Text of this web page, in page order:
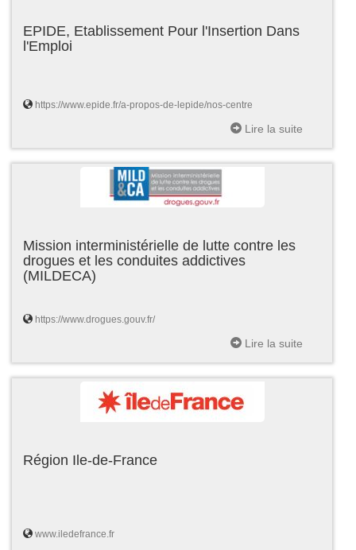
EPIDE, Etablissement Pour l'Insertion Dans
l'Emploi
https://www.epide.fr/a-propos-de-lepide/nos-centre
Lire la suite
Mission interministérielle de lutte contre les
drogues et les conduites addictives
(MILDECA)
https://www.drogues.gouv.fr/
Lire la suite
Région Ile-de-France
www.iledefrance.fr